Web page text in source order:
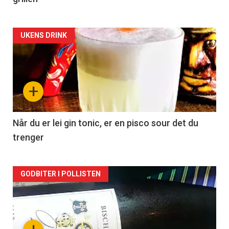
Forsiden
akkurat
nå
-
2
+
UKENS DRINK
Når du er lei gin tonic, er en pisco sour det du
trenger
Forsiden
akkurat
nå
GODBITER I POLLISTEN